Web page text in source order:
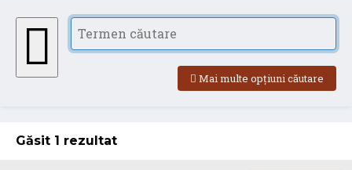
Mai multe opțiuni căutare
Găsit 1 rezultat